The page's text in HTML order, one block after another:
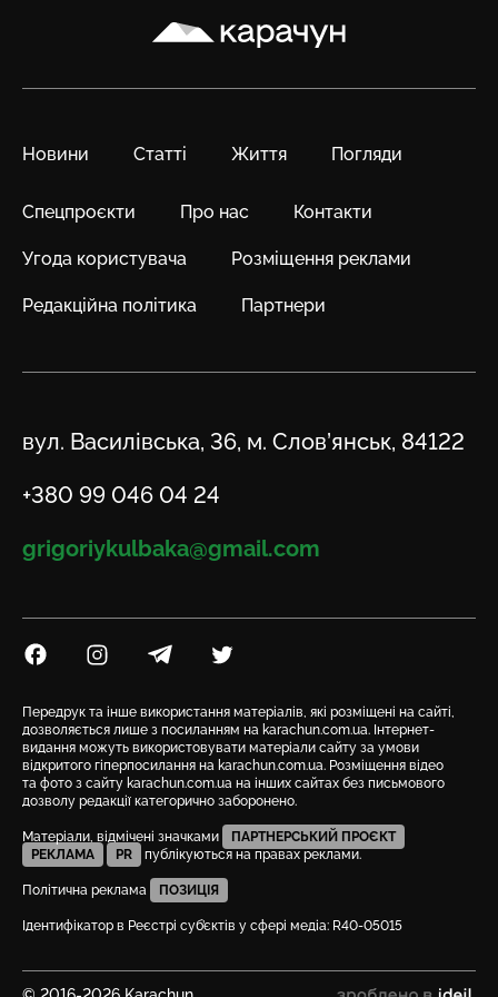
Карачун
Новини Статті Життя Погляди
Спецпроєкти Про нас Контакти
Угода користувача Розміщення реклами
Редакційна політика Партнери
Адреса
вул. Василівська, 36, м. Слов’янськ, 84122
Телефон
+380 99 046 04 24
Email
grigoriykulbaka@gmail.com
Посилання на Facebook
Посилання на Instagram
Посилання на Telegram
Посилання на Twitter
Передрук та інше використання матеріалів, які розміщені на сайті,
дозволяється лише з посиланням на karachun.com.ua. Інтернет-
видання можуть використовувати матеріали сайту за умови
відкритого гіперпосилання на karachun.com.ua. Розміщення відео
та фото з сайту karachun.com.ua на інших сайтах без письмового
дозволу редакції категорично заборонено.
Матеріали, відмічені значками
ПАРТНЕРСЬКИЙ ПРОЄКТ
РЕКЛАМА
PR публікуються на правах реклами.
Політична реклама ПОЗИЦІЯ
Ідентифікатор в Реєстрі суб’єктів у сфері медіа: R40-05015